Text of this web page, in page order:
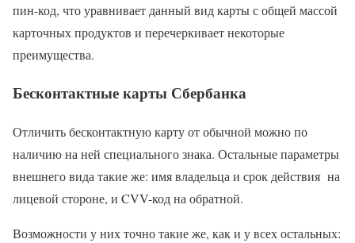
пин-код, что уравнивает данный вид карты с общей массой
карточных продуктов и перечеркивает некоторые
преимущества.
Бесконтактные карты Сбербанка
Отличить бесконтактную карту от обычной можно по
наличию на ней специального знака. Остальные параметры
внешнего вида такие же: имя владельца и срок действия на
лицевой стороне, и CVV-код на обратной.
Возможности у них точно такие же, как и у всех остальных: